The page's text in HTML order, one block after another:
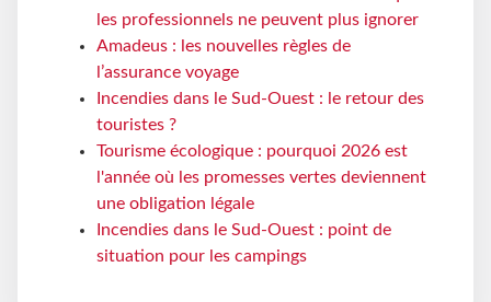
les professionnels ne peuvent plus ignorer
Amadeus : les nouvelles règles de
l’assurance voyage
Incendies dans le Sud-Ouest : le retour des
touristes ?
Tourisme écologique : pourquoi 2026 est
l'année où les promesses vertes deviennent
une obligation légale
Incendies dans le Sud-Ouest : point de
situation pour les campings